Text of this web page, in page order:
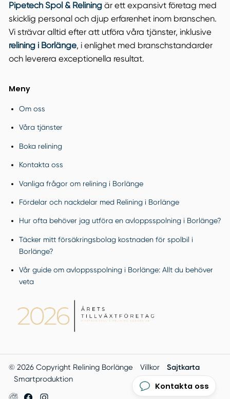
Pipetech Spol & Reliningär ett expansivt företag med
skicklig personal och djup erfarenhet inom branschen.
Vi strävar alltid efter att utföra våra tjänster, inklusive
relining i Borlänge, i enlighet med branschstandarder
och leverera exceptionella resultat.
Meny
Om oss
Våra tjänster
Boka relining
Kontakta oss
Vanliga frågor om relining i Borlänge
Fördelar och nackdelar med Relining i Borlänge
Hur ofta behöver jag utföra en avloppsspolning i Borlänge?
Täcker mitt försäkringsbolag kostnaden för spolbil i
Borlänge?
Vår guide om avloppsspolning i Borlänge: Allt du behöver
veta
© 2026 Copyright Relining Borlänge Villkor
Sajtkarta
Smartproduktion
Kontakta oss